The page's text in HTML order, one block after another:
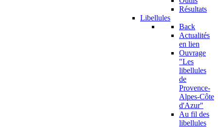
Résultats
Libellules
Back
Actualités
en lien
Ouvrage
"Les
libellules
de
Provence-
Alpes-Côte
d'Azur"
Au fil des
libellules